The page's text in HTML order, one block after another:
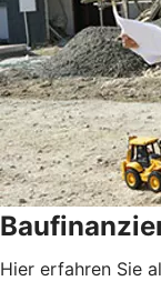
Hier erfahren Sie